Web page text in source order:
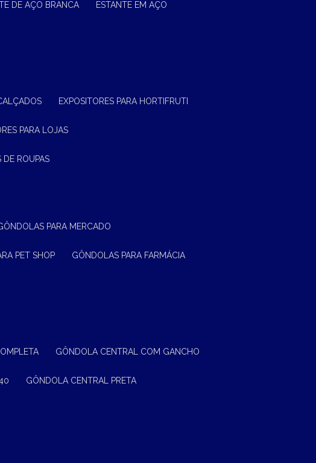
DE AÇO BRANCA ESTANTE EM AÇO
EXPOSITORES PARA HORTIFRUTI
PARA LOJAS
DE ROUPAS
GÔNDOLAS PARA MERCADO
PET SHOP GÔNDOLAS PARA FARMÁCIA
GÔNDOLA CENTRAL COM GANCHO
GÔNDOLA CENTRAL PRETA